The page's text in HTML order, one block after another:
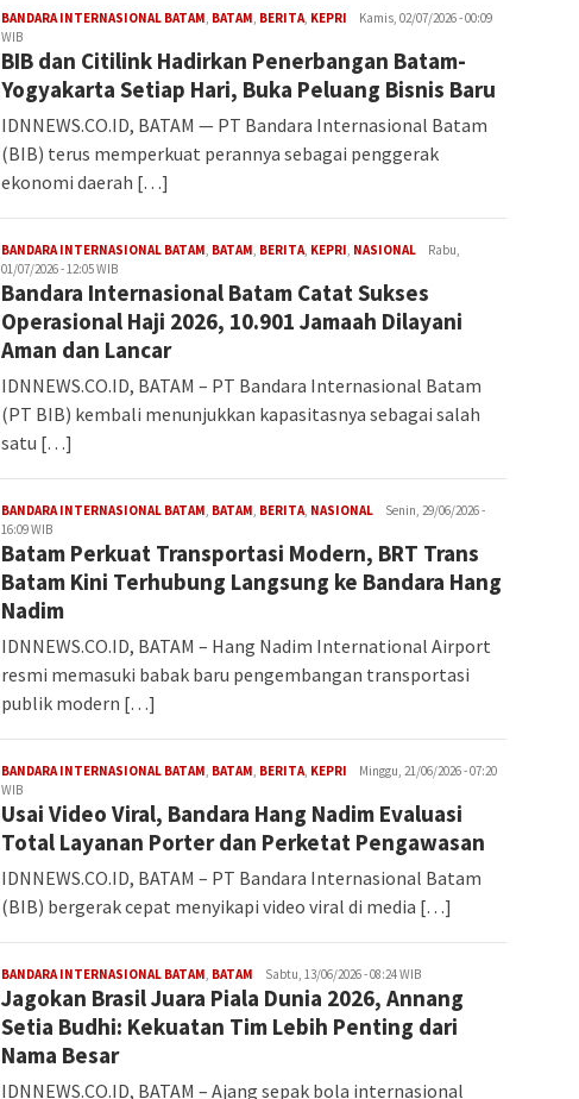
BANDARA INTERNASIONAL BATAM, BATAM, BERITA, KEPRI Iman
Kamis, 02/07/2026 - 00:09
WIB
BIB dan Citilink Hadirkan Penerbangan Batam-
Yogyakarta Setiap Hari, Buka Peluang Bisnis Baru
IDNNEWS.CO.ID, BATAM — PT Bandara Internasional Batam
(BIB) terus memperkuat perannya sebagai penggerak
ekonomi daerah […]
BANDARA INTERNASIONAL BATAM, BATAM, BERITA, KEPRI, NASIONALImanRabu,
01/07/2026 - 12:05 WIB
Bandara Internasional Batam Catat Sukses
Operasional Haji 2026, 10.901 Jamaah Dilayani
Aman dan Lancar
IDNNEWS.CO.ID, BATAM – PT Bandara Internasional Batam
(PT BIB) kembali menunjukkan kapasitasnya sebagai salah
satu […]
BANDARA INTERNASIONAL BATAM, BATAM, BERITA, NASIONALImanSenin, 29/06/2026 -
16:09 WIB
Batam Perkuat Transportasi Modern, BRT Trans
Batam Kini Terhubung Langsung ke Bandara Hang
Nadim
IDNNEWS.CO.ID, BATAM – Hang Nadim International Airport
resmi memasuki babak baru pengembangan transportasi
publik modern […]
BANDARA INTERNASIONAL BATAM, BATAM, BERITA, KEPRI Iman
Minggu, 21/06/2026 - 07:20
WIB
Usai Video Viral, Bandara Hang Nadim Evaluasi
Total Layanan Porter dan Perketat Pengawasan
IDNNEWS.CO.ID, BATAM – PT Bandara Internasional Batam
(BIB) bergerak cepat menyikapi video viral di media […]
BANDARA INTERNASIONAL BATAM, BATAM Iman
Sabtu, 13/06/2026 - 08:24 WIB
Jagokan Brasil Juara Piala Dunia 2026, Annang
Setia Budhi: Kekuatan Tim Lebih Penting dari
Nama Besar
IDNNEWS.CO.ID, BATAM – Ajang sepak bola internasional